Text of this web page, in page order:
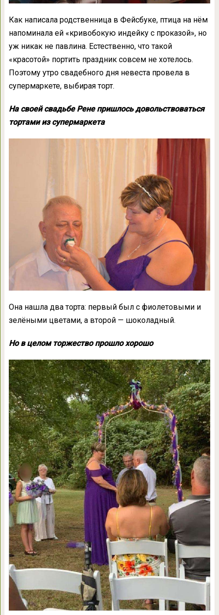
Как написала родственница в Фейсбуке, птица на нём
напоминала ей «кривобокую индейку с проказой», но
уж никак не павлина. Естественно, что такой
«красотой» портить праздник совсем не хотелось.
Поэтому утро свадебного дня невеста провела в
супермаркете, выбирая торт.
На своей свадьбе Рене пришлось довольствоваться
тортами из супермаркета
Она нашла два торта: первый был с фиолетовыми и
зелёными цветами, а второй — шоколадный.
Но в целом торжество прошло хорошо